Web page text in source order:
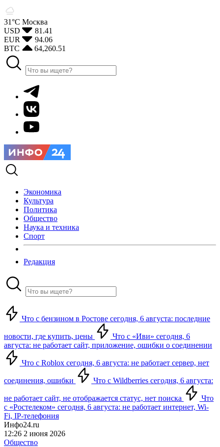
31°С Москва
USD
81.41
EUR
94.06
BTC
64,260.51
Экономика
Культура
Политика
Общество
Наука и техника
Спорт
Редакция
Что с бензином в Ростове сегодня, 6 августа: последние
новости, где купить, цены
Что с «Иви» сегодня, 6
августа: не работает сайт, приложение, ошибки о соединении
Что с Roblox сегодня, 6 августа: не работает сервер, нет
соединения, ошибки Что с Wildberries сегодня, 6 августа:
не работает сайт, не отображается статус, нет поиска
Что
с «Ростелеком» сегодня, 6 августа: не работает интернет, Wi-
Fi, IP-телефония
Инфо24.ru
12:26 2 июня 2026
Общество